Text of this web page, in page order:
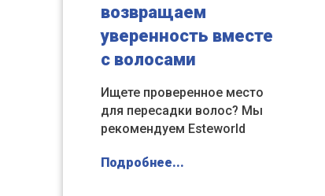
возвращаем
уверенность вместе
с волосами
Ищете проверенное место
для пересадки волос? Мы
рекомендуем Esteworld
Подробнее...